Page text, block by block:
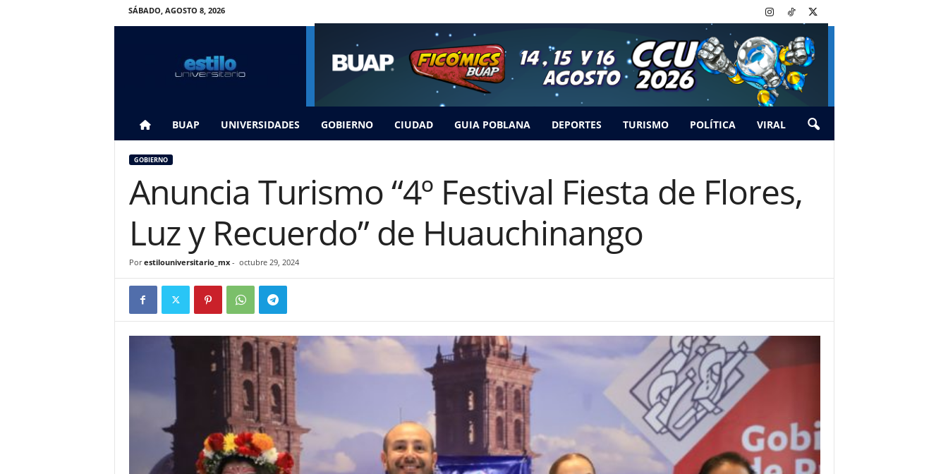
SÁBADO, AGOSTO 8, 2026
BUAP UNIVERSIDADES GOBIERNO CIUDAD GUIA POBLANA DEPORTES TURISMO POLÍTICA VIRAL
GOBIERNO
Anuncia Turismo “4º Festival Fiesta de Flores,
Luz y Recuerdo” de Huauchinango
Por estilouniversitario_mx- octubre 29, 2024